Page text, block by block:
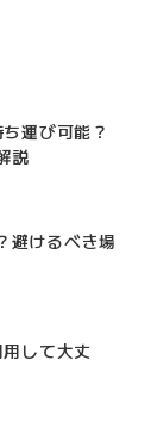
運び可能？
説
避けるべき場
して大丈